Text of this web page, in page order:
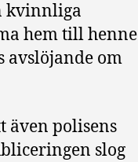
kvinnliga
hem till henne
avslöjande om
även polisens
slog